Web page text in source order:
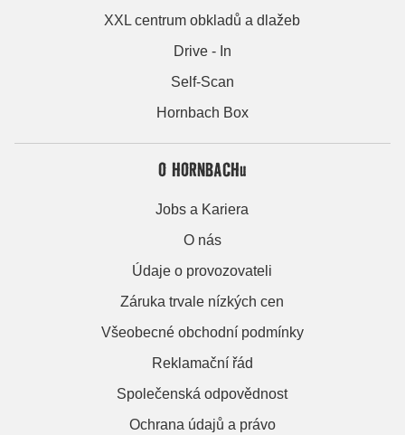
XXL centrum obkladů a dlažeb
Drive - In
Self-Scan
Hornbach Box
O HORNBACHu
Jobs a Kariera
O nás
Údaje o provozovateli
Záruka trvale nízkých cen
Všeobecné obchodní podmínky
Reklamační řád
Společenská odpovědnost
Ochrana údajů a právo